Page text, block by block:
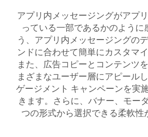
アプリ内メッセージングがアプ
っている一部であるかのように
う、アプリ内メッセージングの
ンドに合わせて簡単にカスタマイ
また、広告コピーとコンテンツ
まざまなユーザー層にアピール
ゲージメント キャンペーンを実
きます。さらに、バナー、モー
つの形式から選択できる柔軟性